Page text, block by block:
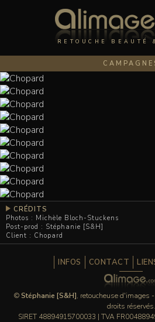
RETOUCHE BEAUTÉ
CRÉDITS
Photos : Michèle Bloch-Stuckens
Post-prod : Stéphanie [S&H]
Client : Chopard
INFOS CONTACT
©Stéphanie [S&H], retoucheuse d'images
droits réservés.
SIRET 48894915700033 | TVA